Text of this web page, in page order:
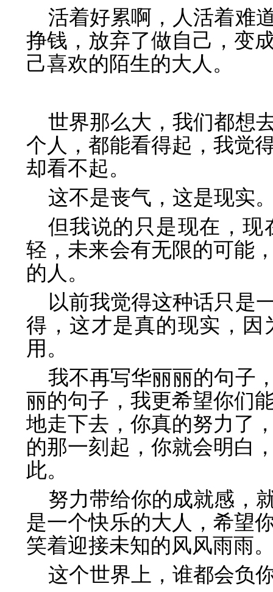
活着好累啊，人活着难
挣钱，放弃了做自己，变
己喜欢的陌生的大人。
世界那么大，我们都想
个人，都能看得起，我觉
却看不起。
这不是丧气，这是现实
但我说的只是现在，
轻，未来会有无限的可能
的人。
以前我觉得这种话只是
得，这才是真的现实，
用。
我不再写华丽丽的句子
丽的句子，我更希望你们
地走下去，你真的努力了
的那一刻起，你就会明白
此。
努力带给你的成就感，
是一个快乐的大人，希望
笑着迎接未知的风风雨雨
这个世界上，谁都会负